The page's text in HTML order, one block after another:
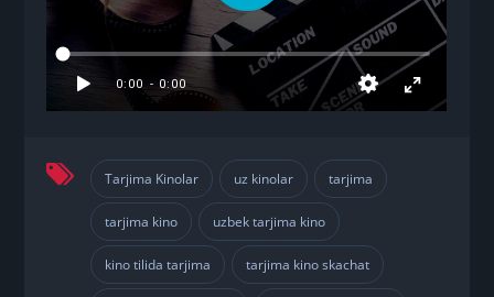
Tarjima Kinolar , uz kinolar , tarjima
tarjima kino , uzbek tarjima kino
kino tilida tarjima , tarjima kino skachat